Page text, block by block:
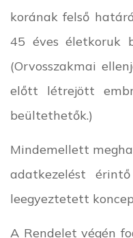
korának felső
45 éves életkoruk
(Orvosszakmai
előtt létrejött
beültethetők.)
Mindemellett
adatkezelést
leegyeztetett
A Rendelet végén